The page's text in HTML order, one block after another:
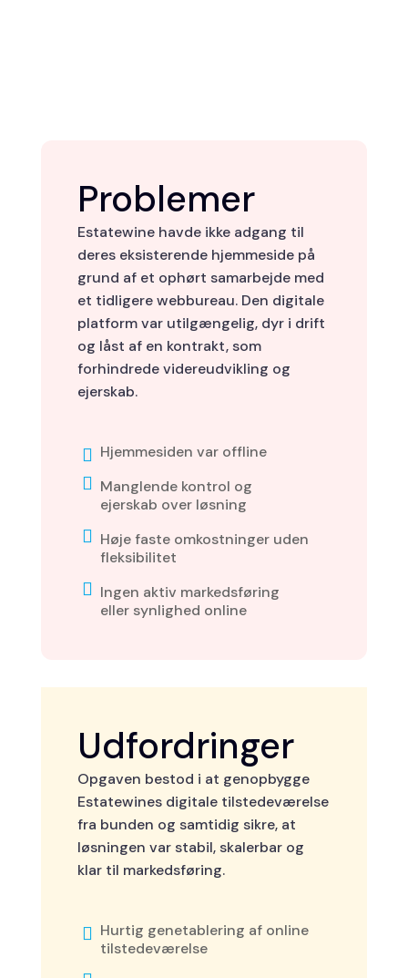
Problemer
Estatewine havde ikke adgang til
deres eksisterende hjemmeside på
grund af et ophørt samarbejde med
et tidligere webbureau. Den digitale
platform var utilgængelig, dyr i drift
og låst af en kontrakt, som
forhindrede videreudvikling og
ejerskab.
 Hjemmesiden var offline
 Manglende kontrol og
ejerskab over løsning
 Høje faste omkostninger uden
fleksibilitet
 Ingen aktiv markedsføring
eller synlighed online
Udfordringer
Opgaven bestod i at genopbygge
Estatewines digitale tilstedeværelse
fra bunden og samtidig sikre, at
løsningen var stabil, skalerbar og
klar til markedsføring.
 Hurtig genetablering af online
tilstedeværelse